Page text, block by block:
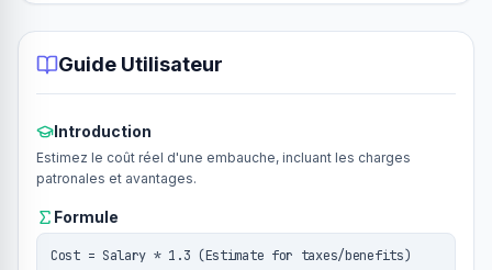
Guide Utilisateur
Introduction
Estimez le coût réel d'une embauche, incluant les charges
patronales et avantages.
Formule
Cost = Salary * 1.3 (Estimate for taxes/benefits)